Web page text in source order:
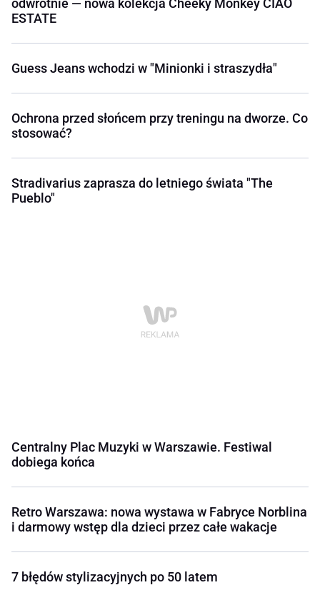
odwrotnie — nowa kolekcja Cheeky Monkey CIAO
ESTATE
Guess Jeans wchodzi w "Minionki i straszydła"
Ochrona przed słońcem przy treningu na dworze. Co
stosować?
Stradivarius zaprasza do letniego świata "The
Pueblo"
Centralny Plac Muzyki w Warszawie. Festiwal
dobiega końca
Retro Warszawa: nowa wystawa w Fabryce Norblina
i darmowy wstęp dla dzieci przez całe wakacje
7 błędów stylizacyjnych po 50 latem